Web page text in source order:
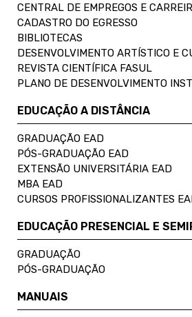
CENTRAL DE EMPREGOS E
CADASTRO DO EGRESSO
BIBLIOTECAS
DESENVOLVIMENTO ARTÍSTICO E
REVISTA CIENTÍFICA FASUL
PLANO DE DESENVOLVIMENTO
EDUCAÇÃO A DISTÂNCIA
GRADUAÇÃO EAD
PÓS-GRADUAÇÃO EAD
EXTENSÃO UNIVERSITÁRIA EAD
MBA EAD
CURSOS PROFISSIONALIZANTES
EDUCAÇÃO PRESENCIAL E
GRADUAÇÃO
PÓS-GRADUAÇÃO
MANUAIS